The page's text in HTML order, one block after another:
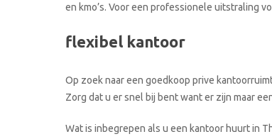
en kmo’s. Voor een professionele uitstraling
flexibel kantoor
Op zoek naar een goedkoop prive
Zorg dat u er snel bij bent want er zijn maar
Wat is inbegrepen als u een kantoor huurt in